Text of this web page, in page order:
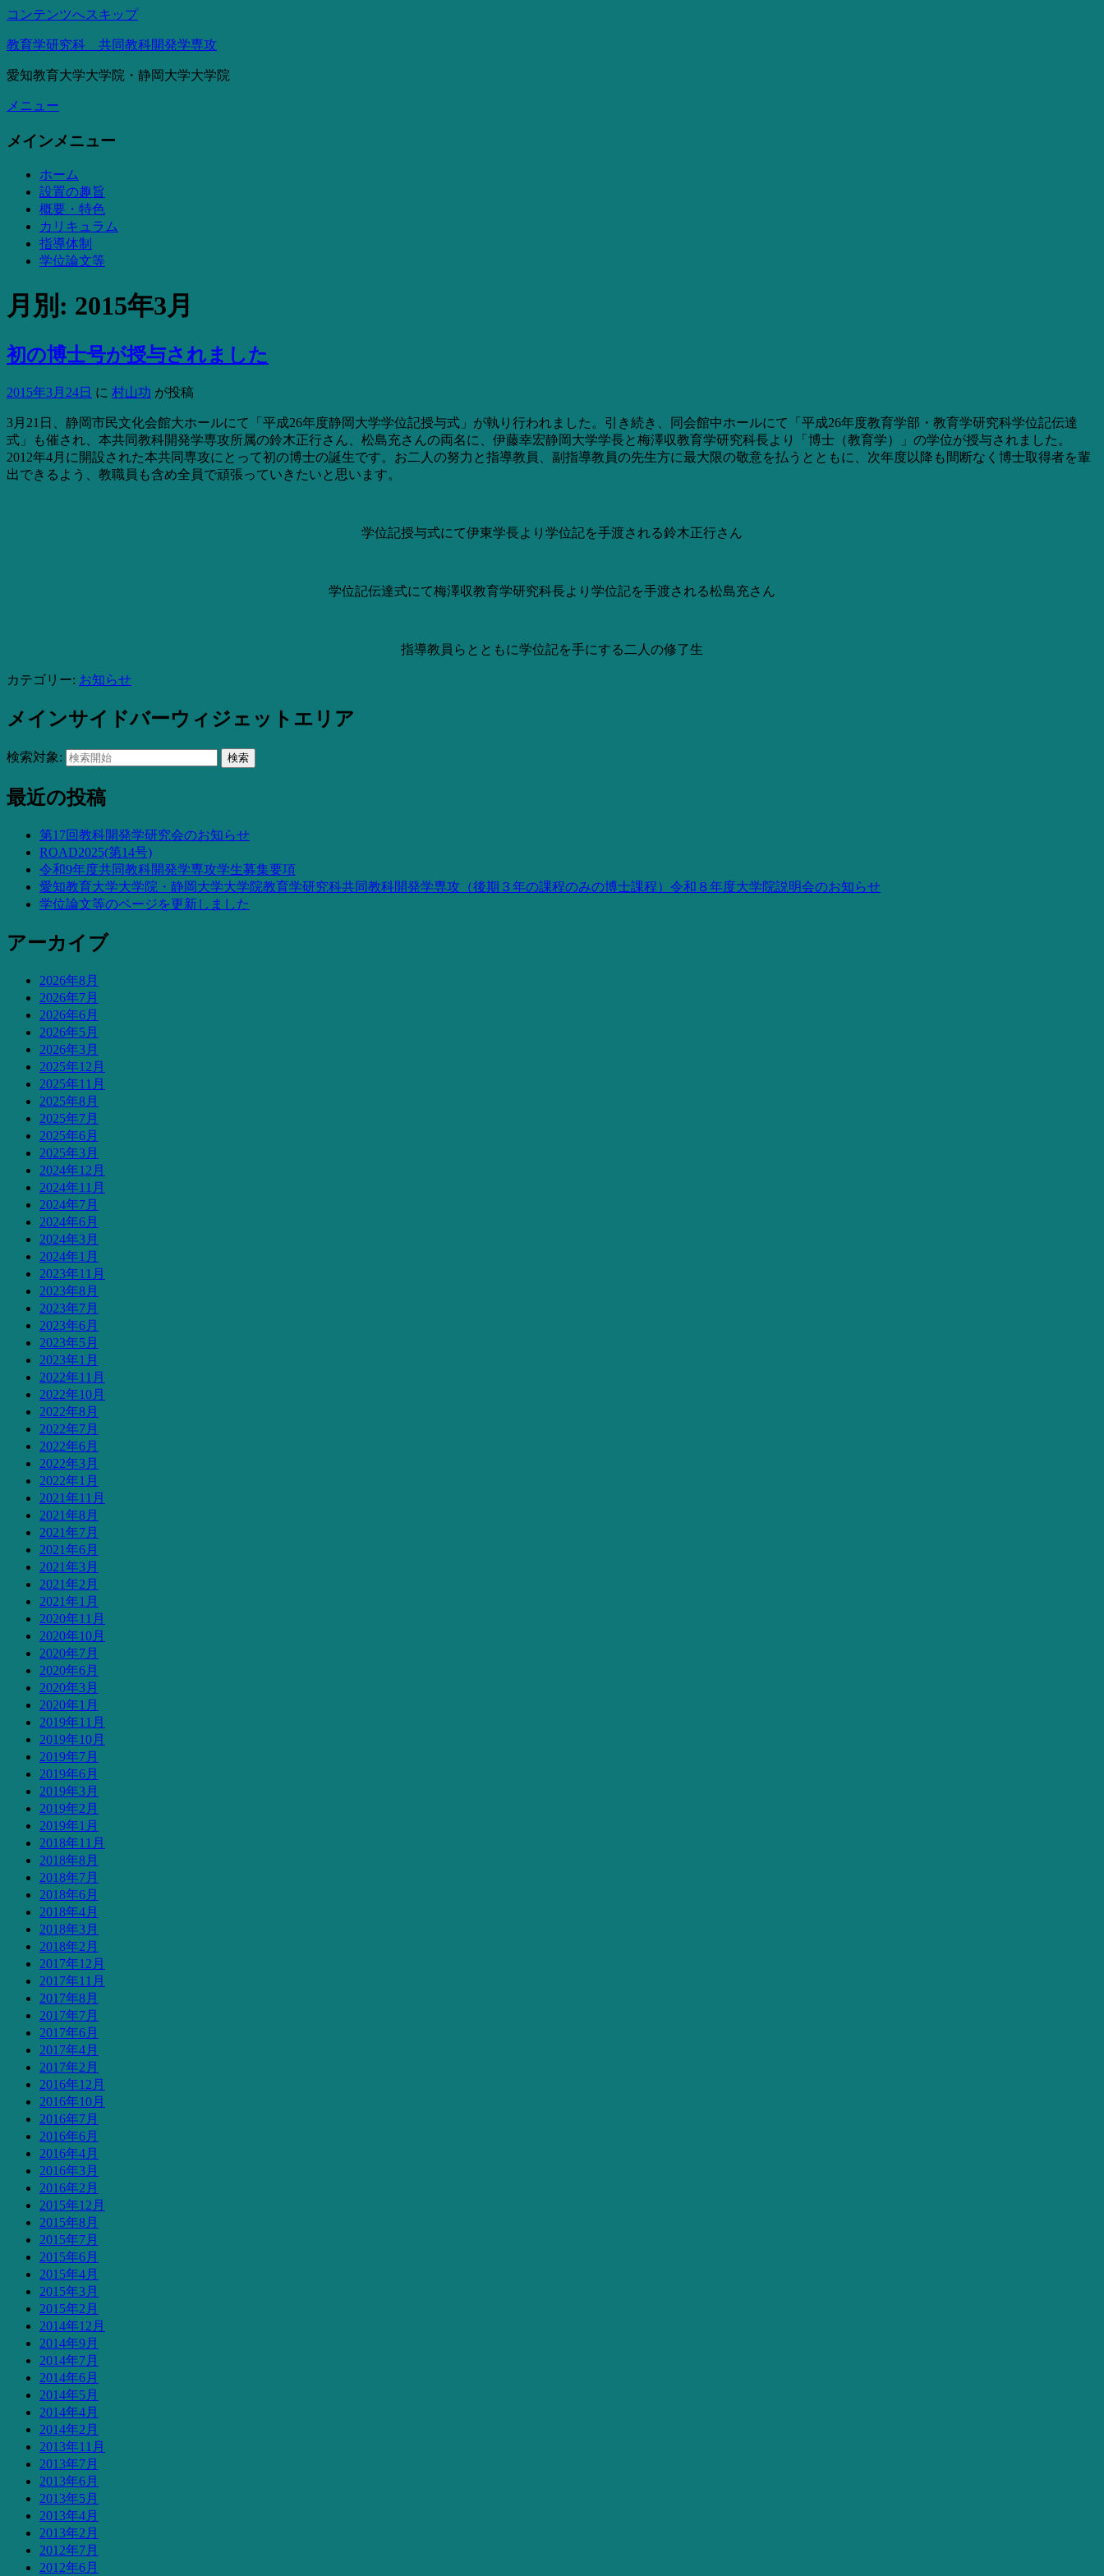
コンテンツへスキップ
教育学研究科 共同教科開発学専攻
愛知教育大学大学院・静岡大学大学院
メニュー
メインメニュー
ホーム
設置の趣旨
概要・特色
カリキュラム
指導体制
学位論文等
月別: 2015年3月
初の博士号が授与されました
2015年3月24日 に 村山功 が投稿
3月21日、静岡市民文化会館大ホールにて「平成26年度静岡大学学位記授与式」が執り行われました。引き続き、同会館中ホールにて「平成26年度教育学部・教育学研究科学位記伝達
式」も催され、本共同教科開発学専攻所属の鈴木正行さん、松島充さんの両名に、伊藤幸宏静岡大学学長と梅澤収教育学研究科長より「博士（教育学）」の学位が授与されました。
2012年4月に開設された本共同専攻にとって初の博士の誕生です。お二人の努力と指導教員、副指導教員の先生方に最大限の敬意を払うとともに、次年度以降も間断なく博士取得者を輩
出できるよう、教職員も含め全員で頑張っていきたいと思います。
学位記授与式にて伊東学長より学位記を手渡される鈴木正行さん
学位記伝達式にて梅澤収教育学研究科長より学位記を手渡される松島充さん
指導教員らとともに学位記を手にする二人の修了生
カテゴリー: お知らせ
メインサイドバーウィジェットエリア
検索対象: 検索
最近の投稿
第17回教科開発学研究会のお知らせ
ROAD2025(第14号)
令和9年度共同教科開発学専攻学生募集要項
愛知教育大学大学院・静岡大学大学院教育学研究科共同教科開発学専攻（後期３年の課程のみの博士課程）令和８年度大学院説明会のお知らせ
学位論文等のページを更新しました
アーカイブ
2026年8月
2026年7月
2026年6月
2026年5月
2026年3月
2025年12月
2025年11月
2025年8月
2025年7月
2025年6月
2025年3月
2024年12月
2024年11月
2024年7月
2024年6月
2024年3月
2024年1月
2023年11月
2023年8月
2023年7月
2023年6月
2023年5月
2023年1月
2022年11月
2022年10月
2022年8月
2022年7月
2022年6月
2022年3月
2022年1月
2021年11月
2021年8月
2021年7月
2021年6月
2021年3月
2021年2月
2021年1月
2020年11月
2020年10月
2020年7月
2020年6月
2020年3月
2020年1月
2019年11月
2019年10月
2019年7月
2019年6月
2019年3月
2019年2月
2019年1月
2018年11月
2018年8月
2018年7月
2018年6月
2018年4月
2018年3月
2018年2月
2017年12月
2017年11月
2017年8月
2017年7月
2017年6月
2017年4月
2017年2月
2016年12月
2016年10月
2016年7月
2016年6月
2016年4月
2016年3月
2016年2月
2015年12月
2015年8月
2015年7月
2015年6月
2015年4月
2015年3月
2015年2月
2014年12月
2014年9月
2014年7月
2014年6月
2014年5月
2014年4月
2014年2月
2013年11月
2013年7月
2013年6月
2013年5月
2013年4月
2013年2月
2012年7月
2012年6月